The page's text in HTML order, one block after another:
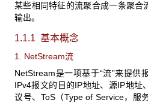
某些相同特征的流聚合成一条聚合
输出。
1.1.1 基本概念
1. NetStream流
NetStream是一项基于“流”来提供
IPv4报文的目的IP地址、源IP地址
议号、ToS（Type of Service，服